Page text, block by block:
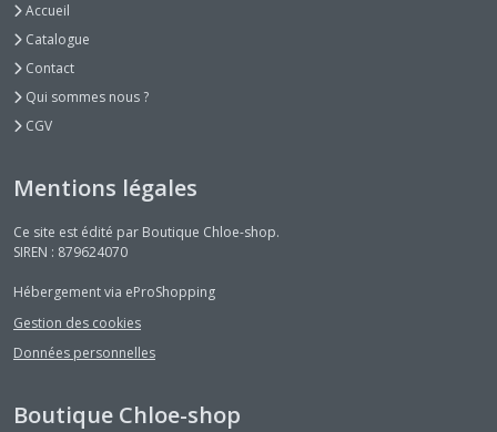
Accueil
Catalogue
Contact
Qui sommes nous ?
CGV
Mentions légales
Ce site est édité par Boutique Chloe-shop.
SIREN : 879624070
Hébergement via eProShopping
Gestion des cookies
Données personnelles
Boutique Chloe-shop